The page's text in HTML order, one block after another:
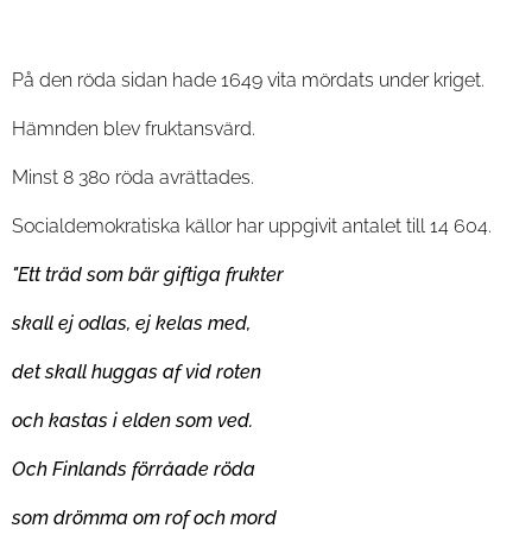
På den röda sidan hade 1649 vita mördats under kriget.
Hämnden blev fruktansvärd.
Minst 8 380 röda avrättades.
Socialdemokratiska källor har uppgivit antalet till 14 604.
"Ett träd som bär giftiga frukter
skall ej odlas, ej kelas med,
det skall huggas af vid roten
och kastas i elden som ved.
Och Finlands förråade röda
som drömma om rof och mord